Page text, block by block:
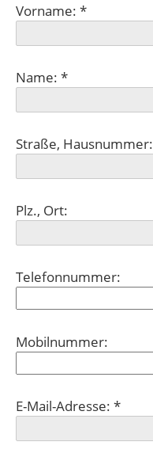
Vorname: *
Name: *
Straße, Hausnummer:
Plz., Ort:
Telefonnummer:
Mobilnummer:
E-Mail-Adresse: *